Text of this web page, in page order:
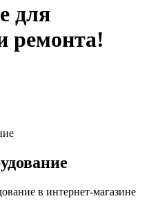
для
ремонта!
в интернет-магазине